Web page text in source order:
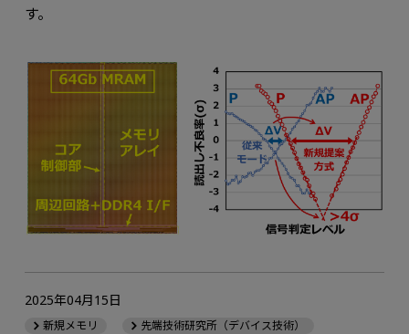
す。
2025年04月15日
新規メモリ 先端技術研究所（デバイス技術）